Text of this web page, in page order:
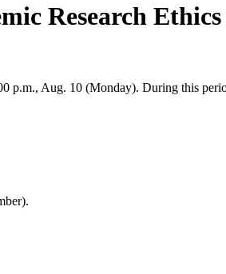
Research
Aug. 10 (Monday). During this